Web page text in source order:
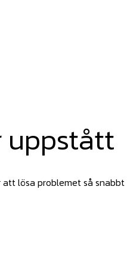
uppstått
lösa problemet så snabbt